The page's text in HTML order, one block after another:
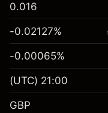
خلال عقود
0.016
-0.02127%
-0.00065%
21:00
(UTC)
GBP